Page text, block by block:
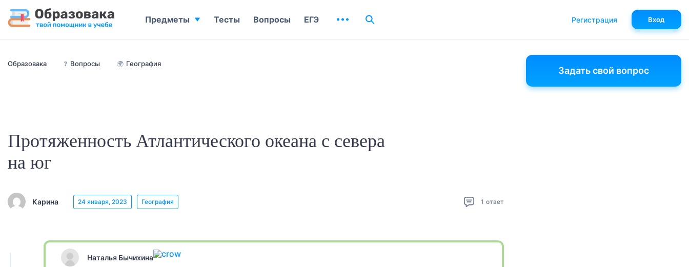
Образовака ❓ Вопросы 🌍 География
Протяженность Атлантического океана с севера
на юг
Карина 24 января, 2023 География 1 ответ
Наталья Бычихина
Задать свой вопрос
Предметы Тесты Вопросы ЕГЭ Регистрация Вход